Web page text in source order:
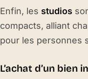
Enfin, les studios
compacts, alliant
pour les personnes
L’achat d’un bien